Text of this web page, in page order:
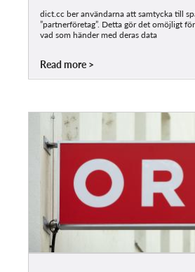
dict.cc ber användarna att samtycka till
”partnerföretag”. Detta gör det omöjligt
vad som händer med deras data
Read more